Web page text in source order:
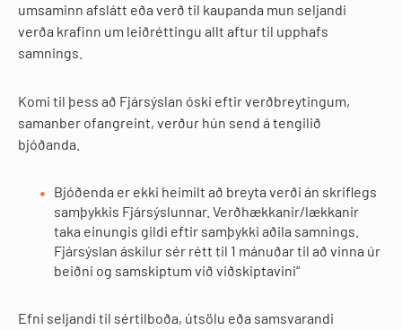
umsaminn afslátt eða verð til kaupanda mun seljandi
verða krafinn um leiðréttingu allt aftur til upphafs
samnings.
Komi til þess að Fjársýslan óski eftir verðbreytingum,
samanber ofangreint, verður hún send á tengilið
bjóðanda.
Bjóðenda er ekki heimilt að breyta verði án skriflegs
samþykkis Fjársýslunnar. Verðhækkanir/lækkanir
taka einungis gildi eftir samþykki aðila samnings.
Fjársýslan áskilur sér rétt til 1 mánuðar til að vinna úr
beiðni og samskiptum við viðskiptavini“
Efni seljandi til sértilboða, útsölu eða samsvarandi